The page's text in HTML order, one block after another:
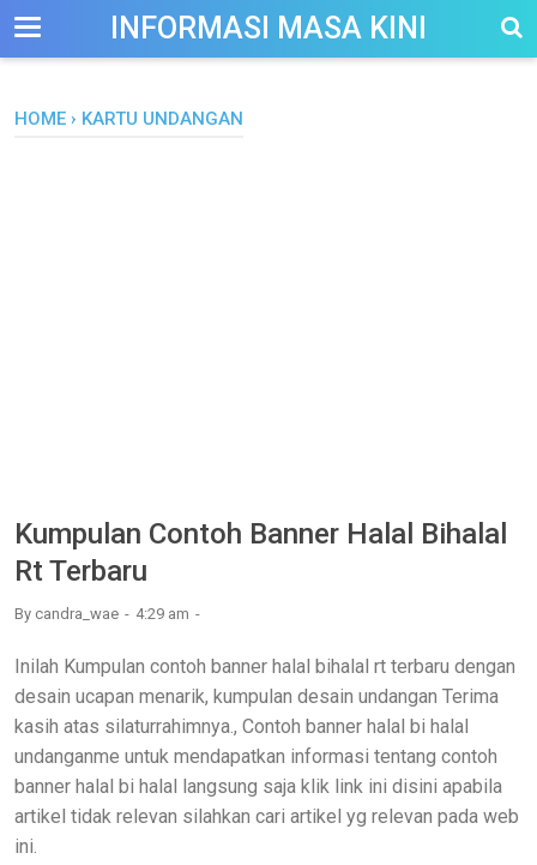
--> INFORMASI MASA KINI
HOME › KARTU UNDANGAN
Kumpulan Contoh Banner Halal Bihalal
Rt Terbaru
By candra_wae 4:29 am
Inilah Kumpulan contoh banner halal bihalal rt terbaru dengan
desain ucapan menarik, kumpulan desain undangan Terima
kasih atas silaturrahimnya., Contoh banner halal bi halal
undanganme untuk mendapatkan informasi tentang contoh
banner halal bi halal langsung saja klik link ini disini apabila
artikel tidak relevan silahkan cari artikel yg relevan pada web
ini.